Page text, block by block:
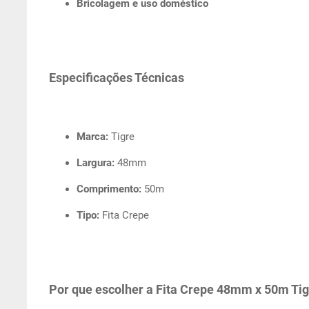
Bricolagem e uso doméstico
Especificações Técnicas
Marca:Tigre
Largura:48mm
Comprimento:50m
Tipo:Fita Crepe
Por que escolher a Fita Crepe 48mm x 50m